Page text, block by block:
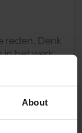
About
reden. Denk
het werk.